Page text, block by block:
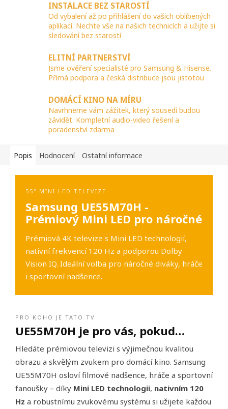
INSTALACE BEZ STAROSTÍ
Od vybalení až po přihlášení do vašich oblíbených
aplikací. Nechte vše na našich technicích a užijte si
sledování bez starostí
ELITNÍ PARTNERSTVÍ
Jsme ověření specialisté pro Samsung & Hisense.
Přímá podpora a česká distribuce jsou jistotou
DOMÁCÍ KINO NA MÍRU
Navrhneme vám zážitek, který sousedi budou
závidět. Kompletní audio-video řešení a
poradenství zdarma
Popis Hodnocení Ostatní informace
55" MINI LED TELEVIZE
Samsung UE55M70H -
Prémiový Mini LED pro náročné
Prémiová 4K televize s Mini LED technologií,
nativní frekvencí 120 Hz a podporou Dolby
Vision IQ. Ideální volba pro náročné diváky, hráče
i sportovní nadšence.
PRO KOHO JE TATO TV
UE55M70H je pro vás, pokud…
Hledáte prémiovou televizi s výjimečnou kvalitou
obrazu a skvělým zvukem pro domácí kino. Samsung
UE55M70H osloví filmové nadšence, hráče a sportovní
fanoušky – díky Mini LED technologii, nativním 120
Hz a robustnímu zvukovému systému si užijete každou